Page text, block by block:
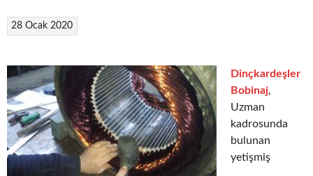
28 Ocak 2020
Dinçkardeşler
Bobinaj,
Uzman
kadrosunda
bulunan
yetişmiş